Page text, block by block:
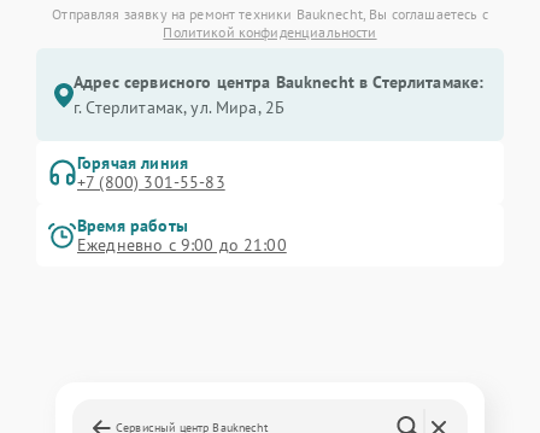
Отправляя заявку на ремонт техники Bauknecht, Вы соглашаетесь с
Политикой конфиденциальности
Адрес сервисного центра Bauknecht в Стерлитамаке:
г. Стерлитамак, ул. Мира, 2Б
Горячая линия
+7 (800) 301-55-83
Время работы
Ежедневно с 9:00 до 21:00
Сервисный центр Bauknecht